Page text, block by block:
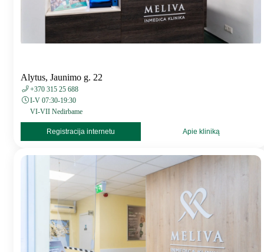
Alytus, Jaunimo g. 22
+370 315 25 688
I-V 07:30-19:30
VI-VII Nedirbame
Registracija internetu Apie kliniką